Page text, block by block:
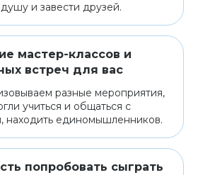
и завести друзей.
мастер-классов и
встреч для вас
разные мероприятия,
учиться и общаться с
находить единомышленников.
попробовать сыграть